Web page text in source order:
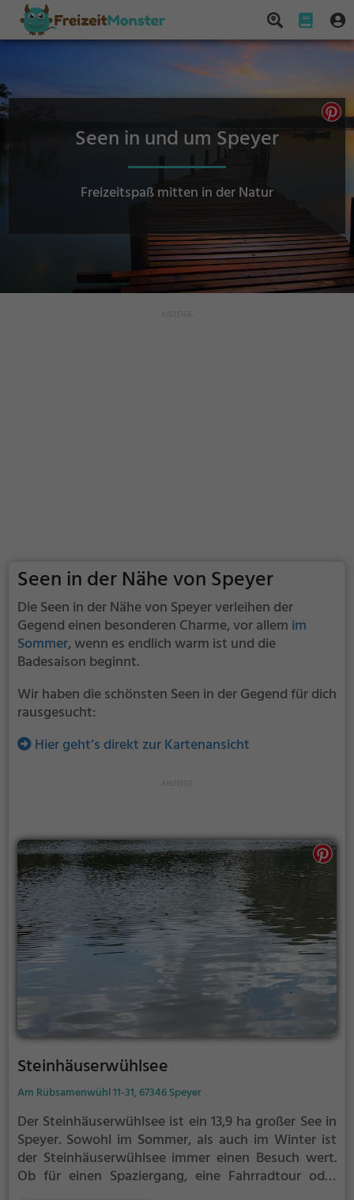
Seen in und um Speyer
Freizeitspaß mitten in der Natur
Seen in der Nähe von Speyer
Die Seen in der Nähe von Speyer verleihen der
Gegend einen besonderen Charme, vor allem im
Sommer, wenn es endlich warm ist und die
Badesaison beginnt.
Wir haben die schönsten Seen in der Gegend für dich
rausgesucht:
Hier geht’s direkt zur Kartenansicht
Steinhäuserwühlsee
Am Rübsamenwühl 11-31, 67346 Speyer
Der Steinhäuserwühlsee ist ein 13,9 ha großer See in
Speyer. Sowohl im Sommer, als auch im Winter ist
der Steinhäuserwühlsee immer einen Besuch wert.
Ob für einen Spaziergang, eine Fahrradtour oder